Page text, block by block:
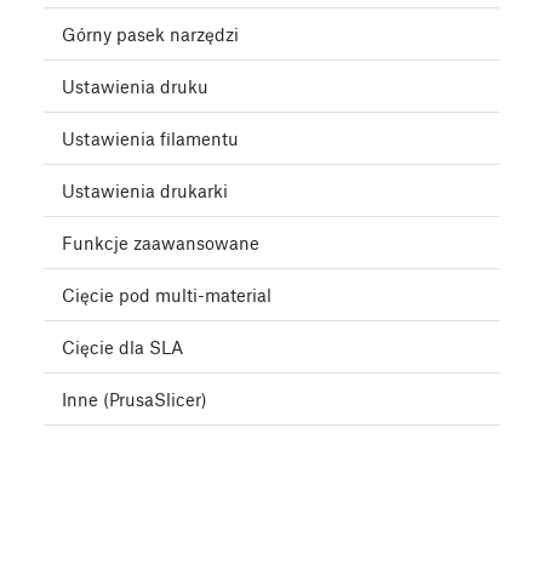
Górny pasek narzędzi
Ustawienia druku
Ustawienia filamentu
Ustawienia drukarki
Funkcje zaawansowane
Cięcie pod multi-material
Cięcie dla SLA
Inne (PrusaSlicer)